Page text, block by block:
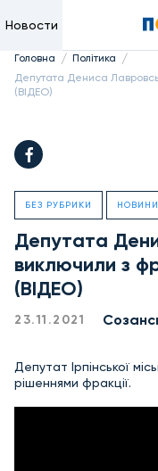
Новости
Головна / Політика /
Депутата Дениса
(ВІДЕО)
БЕЗ РУБРИКИ НОВИНИ
Депутата
виключили з
(ВІДЕО)
23.11.2021
Депутат Ірпінської
рішеннями фракції.